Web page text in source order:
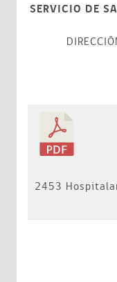
SERVICIO DE
2453